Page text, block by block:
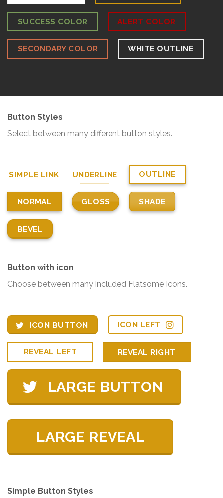
SUCCESS COLOR ALERT COLOR
SECONDARY COLOR WHITE OUTLINE
Button Styles
Select between many different button styles.
SIMPLE LINK UNDERLINE OUTLINE
NORMAL GLOSS SHADE
BEVEL
Button with icon
Choose between many included Flatsome Icons.
ICON BUTTON ICON LEFT
REVEAL LEFT REVEAL RIGHT
LARGE BUTTON
LARGE REVEAL
Simple Button Styles